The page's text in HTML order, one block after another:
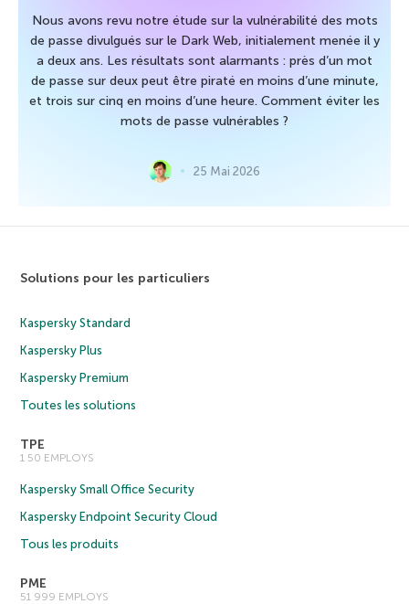
Nous avons revu notre étude sur la vulnérabilité des mots
de passe divulgués sur le Dark Web, initialement menée il y
a deux ans. Les résultats sont alarmants : près d’un mot
de passe sur deux peut être piraté en moins d’une minute,
et trois sur cinq en moins d’une heure. Comment éviter les
mots de passe vulnérables ?
25 Mai 2026
Solutions pour les particuliers
Kaspersky Standard
Kaspersky Plus
Kaspersky Premium
Toutes les solutions
TPE
1 50 EMPLOYS
Kaspersky Small Office Security
Kaspersky Endpoint Security Cloud
Tous les produits
PME
51 999 EMPLOYS